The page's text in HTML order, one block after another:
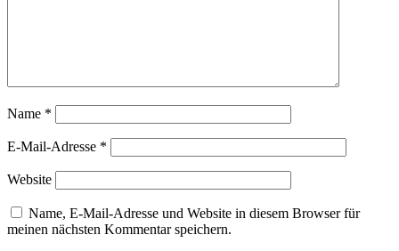
Name *
E-Mail-Adresse *
Website
Name, E-Mail-Adresse und Website in diesem Browser für
meinen nächsten Kommentar speichern.